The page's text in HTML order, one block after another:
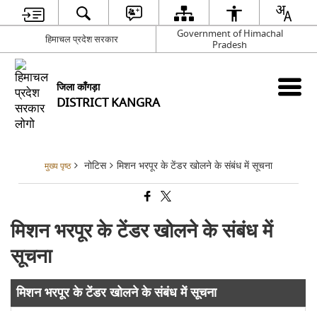
हिमाचल प्रदेश सरकार
Government of Himachal
Pradesh
जिला काँगड़ा
DISTRICT KANGRA
मुख्य पृष्ठ नोटिस मिशन भरपूर के टेंडर खोलने के संबंध में सूचना
मिशन भरपूर के टेंडर खोलने के संबंध में
सूचना
मिशन भरपूर के टेंडर खोलने के संबंध में सूचना